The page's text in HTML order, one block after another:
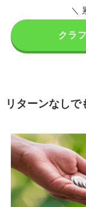
＼
クラ
リターンなしで